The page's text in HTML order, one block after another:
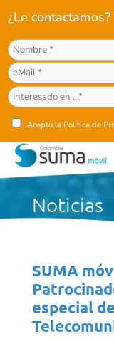
¿Le contactamos?
Acepto la Política de
Noticias
SUMA
especial